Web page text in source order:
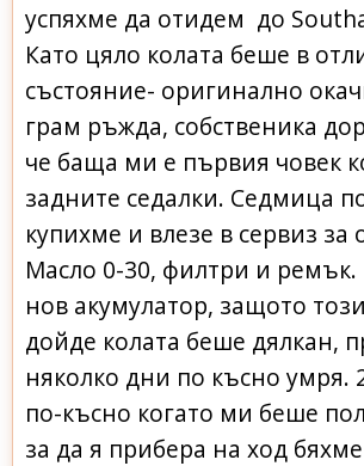
успяхме да отидем до
Като цяло колата беше в
състояние- оригинално
грам ръжда, собственика
че баща ми е първия човек
задните седалки. Седмица
купихме и влезе в сервиз за
Масло 0-30, филтри и
нов акумулатор, защото
дойде колата беше дялкан,
няколко дни по късно умря.
по-късно когато ми беше
за да я прибера на ход